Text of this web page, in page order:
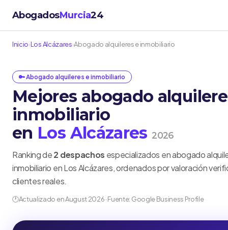
AbogadosMurcia24
Inicio›Los Alcázares›Abogado alquileres e inmobiliario
🔑 Abogado alquileres e inmobiliario
Mejores abogado
inmobiliario
en Los Alcázares 2026
Ranking de2 despachos especializados en abogado
inmobiliario en Los Alcázares, ordenados por valoración
clientes reales.
🕐Actualizado en August 2026 · Fuente: Google Business Profile